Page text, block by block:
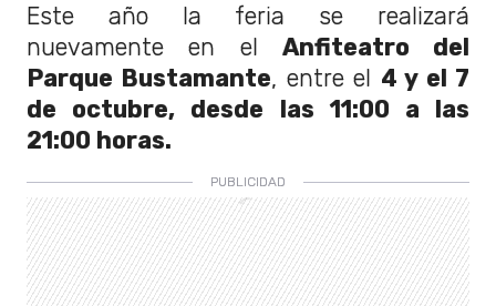
Este año la feria se realizará
nuevamente en el Anfiteatro del
Parque Bustamante, entre el 4 y el 7
de octubre, desde las 11:00 a las
21:00 horas.